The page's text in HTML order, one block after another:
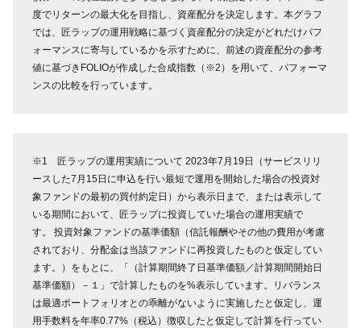
度でリターンの最大化を目指し、資産配分を決定します。本グラフ
では、匠ラップの運用戦略に基づく資産配分の決定がどれだけパフ
ォーマンスに寄与しているかを示すために、前述の資産配分の参考
値に基づきFOLIOが作成した合成指数（※2）を用いて、パフォーマ
ンスの比較を行っています。
※1 匠ラップの運用実績について 2023年7月19日（サービスリリ
ースした7月15日に申込を行い最短で運用を開始した場合の投資対
象ファンドの最初の買付約定日）から表示日まで、または表示して
いる期間において、匠ラップに投資していた場合の運用実績で
す。 投資対象ファンドの基準価額（信託報酬やその他の費用が考慮
されており、分配金は当該ファンドに再投資したものと仮定してい
ます。）をもとに、「（計算期間終了日基準価額／計算期間開始日
基準価額）－１」で計算したものを%表示しています。リバランス
は最適ポートフォリオとの乖離がないように実施したと仮定し、運
用手数料を年率0.77%（税込）徴収したと仮定して計算を行ってい